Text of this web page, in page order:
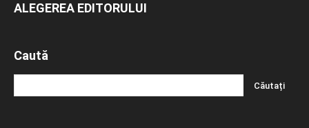
ALEGEREA EDITORULUI
Caută